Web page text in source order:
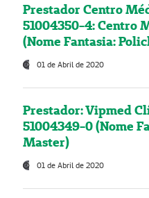
Prestador Centro
51004350-4: Centro
(Nome Fantasia:
01 de Abril de 2020
Prestador: Vipmed
51004349-0 (Nome
Master)
01 de Abril de 2020